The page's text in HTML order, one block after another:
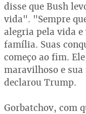
disse que Bush
vida". "Sempre
alegria pela vida
família. Suas
começo ao fim.
maravilhoso e
declarou Trump.
Gorbatchov, com